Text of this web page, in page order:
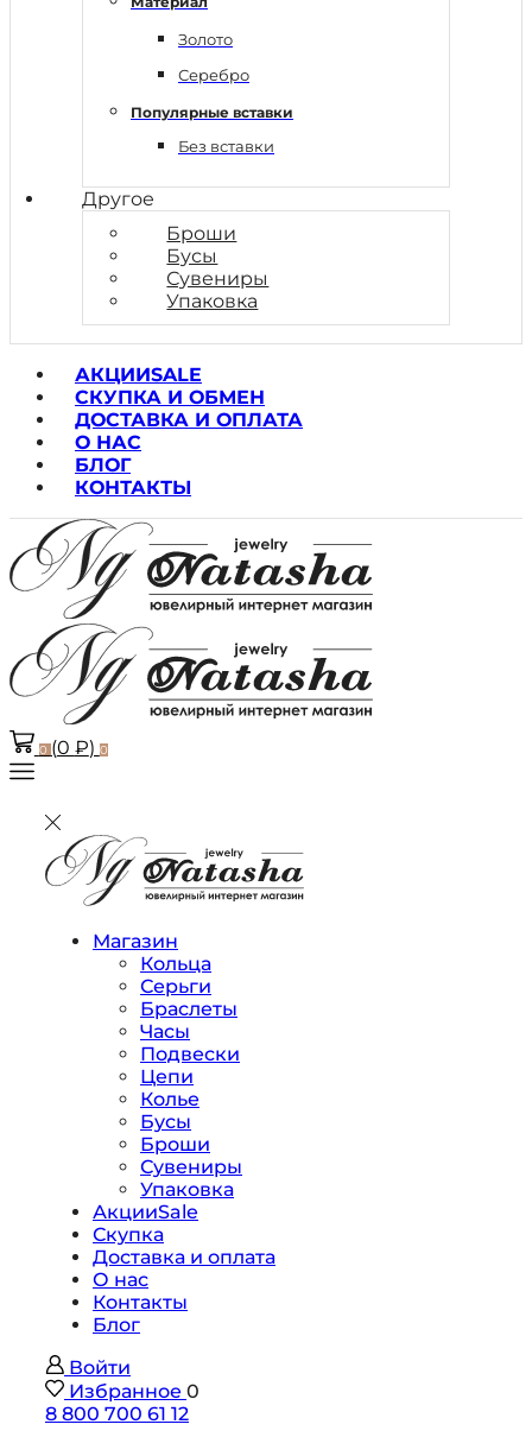
Золото
Серебро
Популярные вставки
Без вставки
Другое
Броши
Бусы
Сувениры
Упаковка
АКЦИИSALE
СКУПКА И ОБМЕН
ДОСТАВКА И ОПЛАТА
О НАС
БЛОГ
КОНТАКТЫ
0 (0 ₽) 0
Магазин
Кольца
Серьги
Браслеты
Часы
Подвески
Цепи
Колье
Бусы
Броши
Сувениры
Упаковка
АкцииSale
Скупка
Доставка и оплата
О нас
Контакты
Блог
Войти
Избранное 0
8 800 700 61 12